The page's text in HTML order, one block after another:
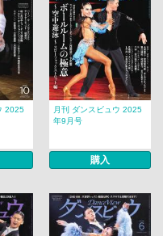
2025
月刊 ダンスビュウ 2025
年9月号
購入